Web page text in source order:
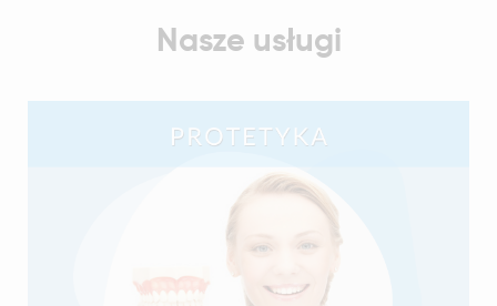
Nasze usługi